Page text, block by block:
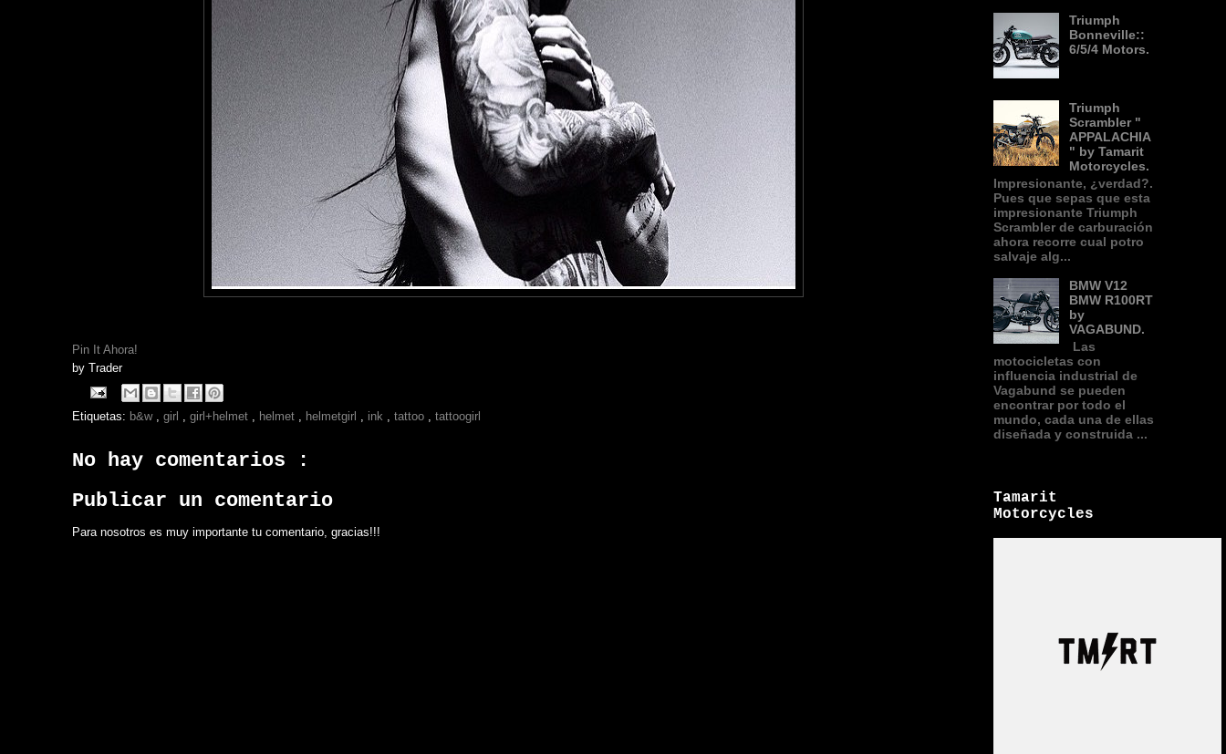
Pin It Ahora!
by Trader
Etiquetas: b&w girl girl+helmet helmet helmetgirl ink tattoo tattoogirl
No hay comentarios :
Publicar un comentario
Para nosotros es muy importante tu comentario, gracias!!!
Triumph
Bonneville::
6/5/4 Motors.
Triumph
Scrambler "
APPALACHIA
" by Tamarit
Motorcycles.
Impresionante, ¿verdad?.
Pues que sepas que esta
impresionante Triumph
Scrambler de carburación
ahora recorre cual potro
salvaje alg...
BMW V12
BMW R100RT
by
VAGABUND.
Las
motocicletas con
influencia industrial de
Vagabund se pueden
encontrar por todo el
mundo, cada una de ellas
diseñada y construida ...
Tamarit
Motorcycles